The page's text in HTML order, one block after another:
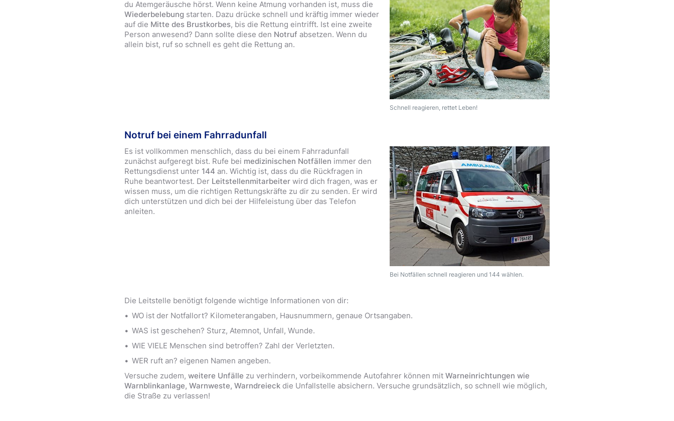
Schnell reagieren, rettet Leben!
du Atemgeräusche hörst. Wenn keine Atmung vorhanden ist, muss die
Wiederbelebung starten. Dazu drücke schnell und kräftig immer wieder
auf die Mitte des Brustkorbes, bis die Rettung eintrifft. Ist eine zweite
Person anwesend? Dann sollte diese den Notruf absetzen. Wenn du
allein bist, ruf so schnell es geht die Rettung an.
Notruf bei einem Fahrradunfall
Bei Notfällen schnell reagieren und 144 wählen.
Es ist vollkommen menschlich, dass du bei einem Fahrradunfall
zunächst aufgeregt bist. Rufe bei medizinischen Notfällen immer den
Rettungsdienst unter 144 an. Wichtig ist, dass du die Rückfragen in
Ruhe beantwortest. Der Leitstellenmitarbeiter wird dich fragen, was er
wissen muss, um die richtigen Rettungskräfte zu dir zu senden. Er wird
dich unterstützen und dich bei der Hilfeleistung über das Telefon
anleiten.
Die Leitstelle benötigt folgende wichtige Informationen von dir:
WO ist der Notfallort? Kilometerangaben, Hausnummern, genaue Ortsangaben.
WAS ist geschehen? Sturz, Atemnot, Unfall, Wunde.
WIE VIELE Menschen sind betroffen? Zahl der Verletzten.
WER ruft an? eigenen Namen angeben.
Versuche zudem, weitere Unfälle zu verhindern, vorbeikommende Autofahrer können mit Warneinrichtungen wie
Warnblinkanlage, Warnweste, Warndreieck die Unfallstelle absichern. Versuche grundsätzlich, so schnell wie möglich,
die Straße zu verlassen!